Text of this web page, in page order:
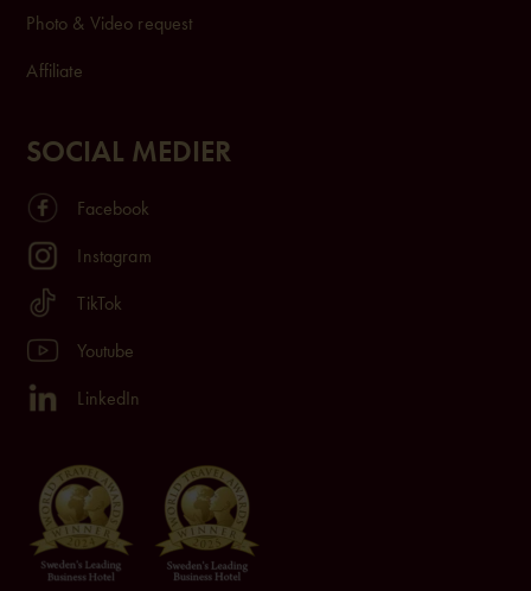
Photo & Video request
Affiliate
SOCIAL MEDIER
Facebook
Instagram
TikTok
Youtube
LinkedIn